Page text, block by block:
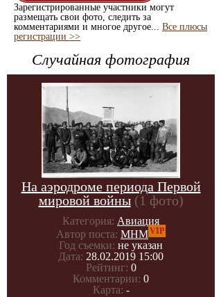
Зарегистрированные участники могут
размещать свои фото, следить за
комментариями и многое другое... Все плюсы
регистрации >>
Случайная фотография
На аэродроме периода Первой
мировой войны (1 фото)
Категория: Авиация
Автор поста: МНМVIP
Год съемки: не указан
Дата: 28.02.2019 15:00
Рейтинг: 0
Комментарии: 0
Карта: -